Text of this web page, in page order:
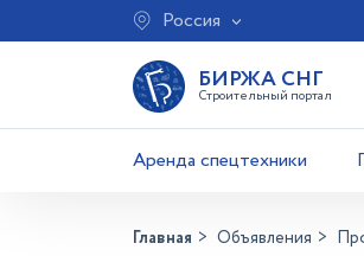
Россия
БИРЖА СНГ
Строительный портал
Аренда спецтехники
Главная Объявления